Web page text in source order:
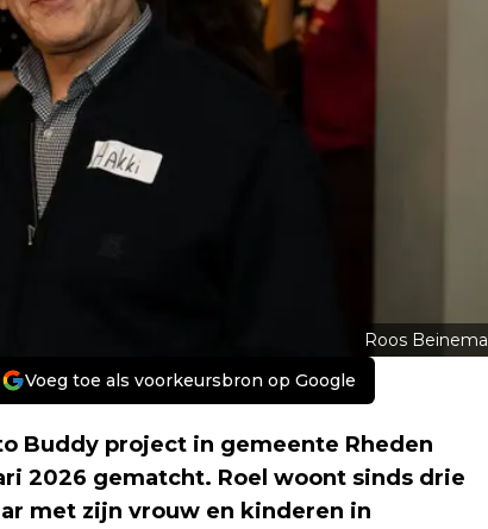
Roos Beinema
Voeg toe als voorkeursbron op Google
Buddy project in gemeente Rheden
2026 gematcht. Roel woont sinds drie
met zijn vrouw en kinderen in